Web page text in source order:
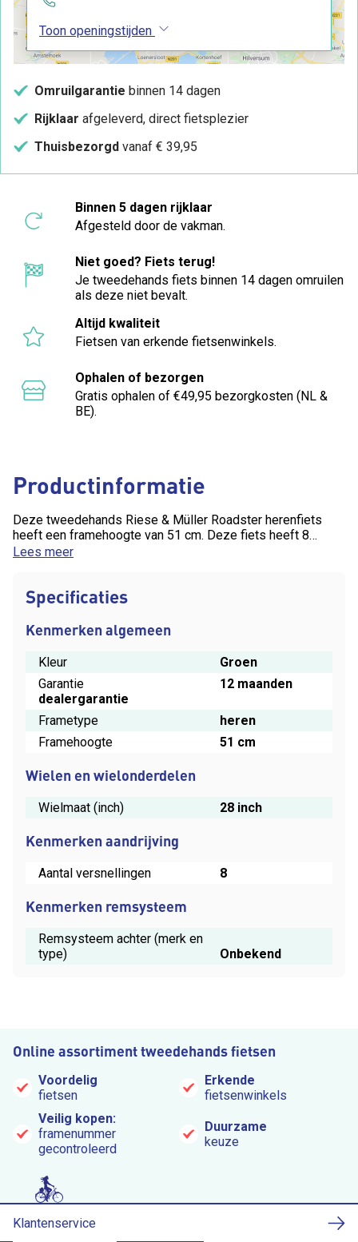
Productinformatie
Deze tweedehands Riese & Müller Roadster herenfiets
heeft een framehoogte van 51 cm. Deze fiets heeft 8
versnellingen, een Bosch Active Line Plus middenmotor en
Lees meer
Specificaties
Kenmerken algemeen
Kleur
Groen
Garantie
12 maanden
dealergarantie
Frametype
heren
Framehoogte
51 cm
Wielen en wielonderdelen
Wielmaat (inch) 28 inch
Kenmerken aandrijving
Aantal versnellingen 8
Kenmerken remsysteem
Remsysteem achter (merk en
type)
Onbekend
Toon openingstijden
Omruilgarantie binnen 14 dagen
Rijklaar afgeleverd, direct fietsplezier
Thuisbezorgd vanaf € 39,95
Binnen 5 dagen rijklaar
Afgesteld door de vakman.
Niet goed? Fiets terug!
Je tweedehands fiets binnen 14 dagen omruilen
als deze niet bevalt.
Altijd kwaliteit
Fietsen van erkende fietsenwinkels.
Ophalen of bezorgen
Gratis ophalen of €49,95 bezorgkosten (NL &
BE).
Online assortiment tweedehands fietsen
Voordelig
fietsen
Erkende
fietsenwinkels
Veilig kopen:
framenummer
gecontroleerd
Duurzame
keuze
Klantenservice